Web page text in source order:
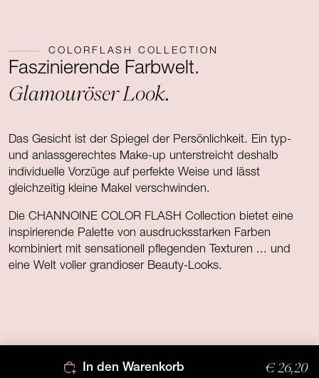
COLORFLASH COLLECTION
Faszinierende Farbwelt.
Glamouröser Look.
Das Gesicht ist der Spiegel der Persönlichkeit. Ein typ-
und anlassgerechtes Make-up unterstreicht deshalb
individuelle Vorzüge auf perfekte Weise und lässt
gleichzeitig kleine Makel verschwinden.
Die CHANNOINE COLOR FLASH Collection bietet eine
inspirierende Palette von ausdrucksstarken Farben
kombiniert mit sensationell pflegenden Texturen ... und
eine Welt voller grandioser Beauty-Looks.
In den Warenkorb € 26,20